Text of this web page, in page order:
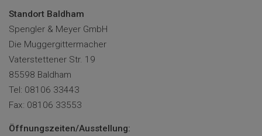
Standort Baldham
Spengler & Meyer GmbH
Die Muggergittermacher
Vaterstettener Str. 19
85598 Baldham
Tel: 08106 33443
Fax: 08106 33553
Öffnungszeiten/Ausstellung: